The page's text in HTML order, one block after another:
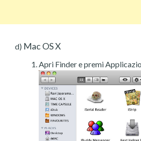
d) Mac OS X
Apri Finder e premi